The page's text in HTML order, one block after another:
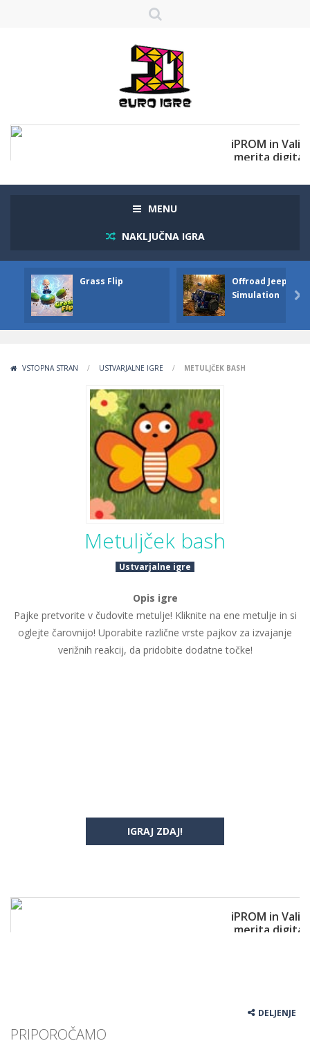
MENU
NAKLJUČNA IGRA
Grass Flip
Offroad Jeep
Simulation

VSTOPNA STRAN / USTVARJALNE IGRE / METULJČEK BASH
Metuljček bash
Ustvarjalne igre
Opis igre
Pajke pretvorite v čudovite metulje! Kliknite na ene metulje in si
oglejte čarovnijo! Uporabite različne vrste pajkov za izvajanje
verižnih reakcij, da pridobite dodatne točke!
IGRAJ ZDAJ!
DELJENJE
PRIPOROČAMO